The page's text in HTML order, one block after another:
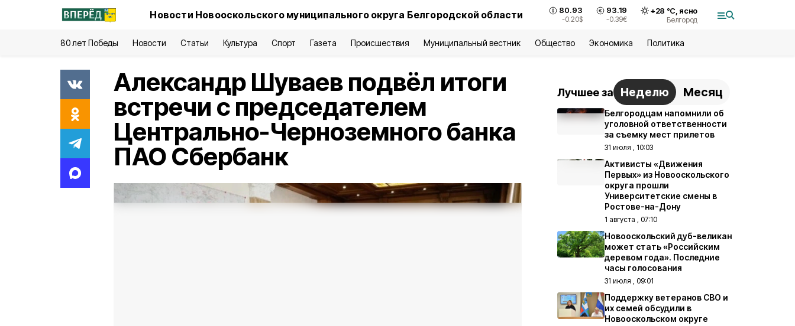
Новости Новооскольского муниципального округа Белгородской области 80.93
-0.20$
93.19
-0.39€
+28 °С, ясно
Белгород
80 лет Победы Новости Статьи Культура Спорт Газета Происшествия Муниципальный вестник Общество Экономика Политика
Александр Шуваев подвёл итоги
встречи с председателем
Центрально-Черноземного банка
ПАО Сбербанк
Лучшее за Неделю Месяц
Белгородцам напомнили об
уголовной ответственности
за съемку мест прилетов
31 июля , 10:03
Активисты «Движения
Первых» из Новооскольского
округа прошли
Университетские смены в
Ростове-на-Дону
1 августа , 07:10
Новооскольский дуб-великан
может стать «Российским
деревом года». Последние
часы голосования
31 июля , 09:01
Поддержку ветеранов СВО и
их семей обсудили в
Новооскольском округе